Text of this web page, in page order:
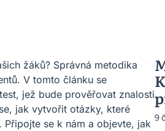
žáků? Správná metodika
V tomto článku se
jež bude prověřovat znalosti
jak vytvořit otázky, které
se k nám a objevte, jak 9